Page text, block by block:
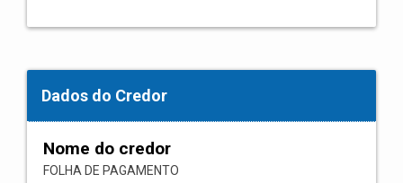
Dados do Credor
Nome do credor
FOLHA DE PAGAMENTO